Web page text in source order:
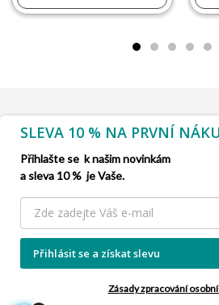
INFORMACE
SLUŽBA ZÁKAZNÍKŮM
NAŠE NABÍDKY
INFORMACE O FIRMĚ
SLEVA 10 % NA PRVNÍ
Přihlašte se k našim novinkám
a sleva 10 % je Vaše.
Přihlásit se a získat slevu
Zásady zpracování